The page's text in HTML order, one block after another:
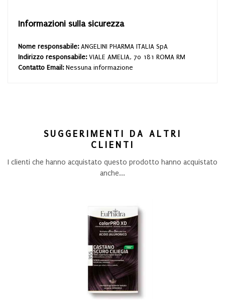
Informazioni sulla sicurezza
Nome responsabile: ANGELINI PHARMA ITALIA SpA
Indirizzo responsabile: VIALE AMELIA, 70 181 ROMA RM
Contatto Email: Nessuna informazione
SUGGERIMENTI DA ALTRI
CLIENTI
I clienti che hanno acquistato questo prodotto hanno acquistato
anche...